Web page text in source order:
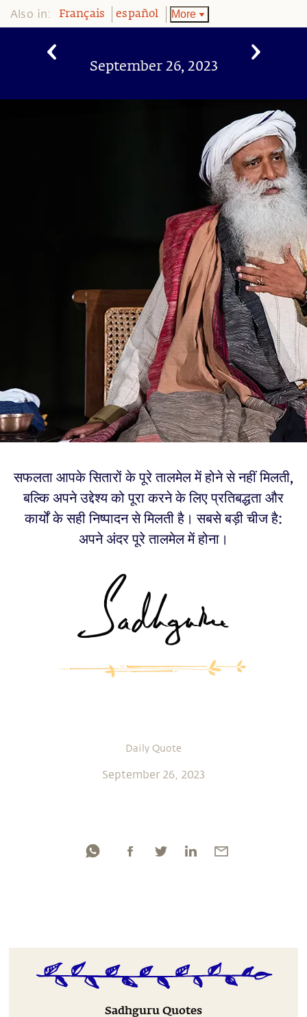
Also in: Français español More
September 26, 2023
सफलता आपके सितारों के पूरे तालमेल में होने से नहीं मिलती,
बल्कि अपने उद्देश्य को पूरा करने के लिए प्रतिबद्धता और
कार्यों के सही निष्पादन से मिलती है। सबसे बड़ी चीज है:
अपने अंदर पूरे तालमेल में होना।
Daily Quote
September 26, 2023
Sadhguru Quotes